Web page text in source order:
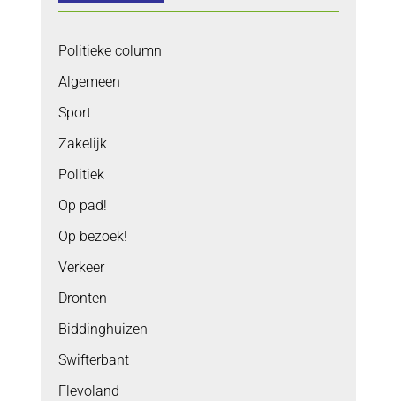
Politieke column
Algemeen
Sport
Zakelijk
Politiek
Op pad!
Op bezoek!
Verkeer
Dronten
Biddinghuizen
Swifterbant
Flevoland